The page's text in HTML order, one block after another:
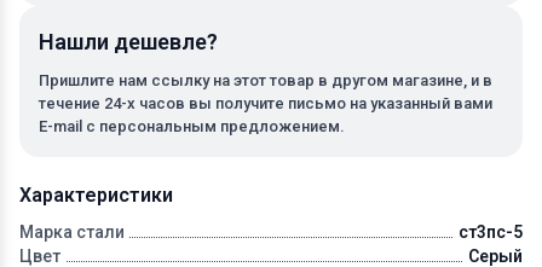
Характеристики
Марка стали
ст3пс-5
Цвет
Серый
Нашли дешевле?
Пришлите нам ссылку на этот товар в другом магазине, и в
течение 24-х часов вы получите письмо на указанный вами
E-mail с персональным предложением.